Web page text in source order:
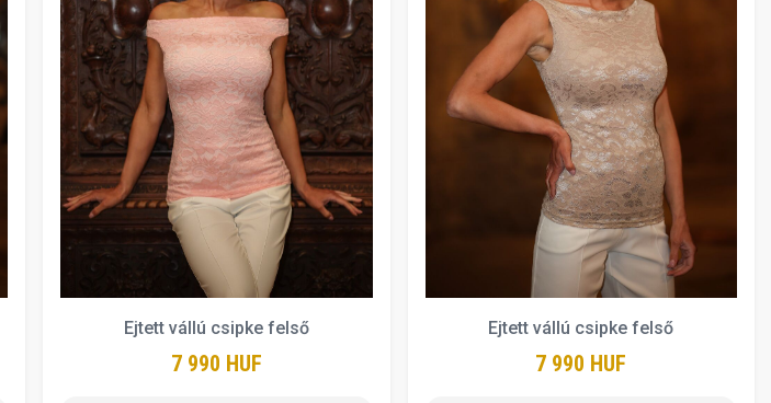
Ejtett vállú csipke felső
7 990 HUF
Ejtett vállú csipke felső
7 990 HUF